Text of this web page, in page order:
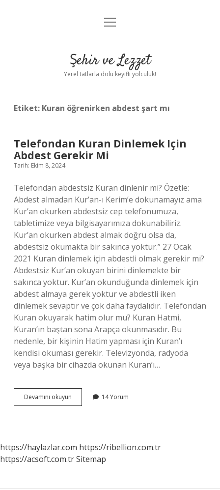
Anasayfa
Yasal Uyarı
menüyü
Şehir ve Lezzet
Yerel tatlarla dolu keyifli yolculuk!
Etiket: Kuran öğrenirken abdest şart mı
Telefondan Kuran Dinlemek Için
Abdest Gerekir Mi
Tarih: Ekim 8, 2024
Telefondan abdestsiz Kuran dinlenir mi? Özetle:
Abdest almadan Kur’an-ı Kerim’e dokunamayız ama
Kur’an okurken abdestsiz cep telefonumuza,
tabletimize veya bilgisayarımıza dokunabiliriz.
Kur’an okurken abdest almak doğru olsa da,
abdestsiz okumakta bir sakınca yoktur.” 27 Ocak
2021 Kuran dinlemek için abdestli olmak gerekir mi?
Abdestsiz Kur’an okuyan birini dinlemekte bir
sakınca yoktur. Kur’an okunduğunda dinlemek için
abdest almaya gerek yoktur ve abdestli iken
dinlemek sevaptır ve çok daha faydalıdır. Telefondan
Kuran okuyarak hatim olur mu? Kuran Hatmi,
Kuran’ın baştan sona Arapça okunmasıdır. Bu
nedenle, bir kişinin Hatim yapması için Kuran’ı
kendisi okuması gerekir. Televizyonda, radyoda
veya başka bir cihazda okunan Kuran’ı…
Devamını okuyun Telefondan
Kuran
Mi
14 Yorum
https://haylazlar.com https://ribellion.com.tr
https://acsoft.com.trSitemap